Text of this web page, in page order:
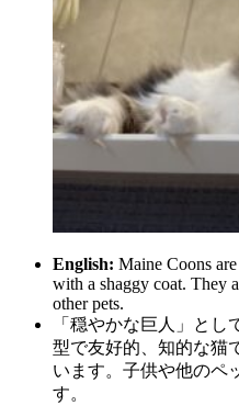
English: Maine Coons
with a shaggy coat. They
other pets.
「穏やかな巨人」と
型で友好的、知的な猫
います。子供や他のペ
す。